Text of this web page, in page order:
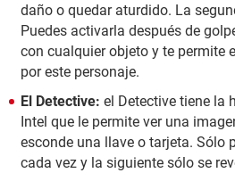
daño o quedar aturdido. La
Puedes activarla después de
con cualquier objeto y te permite
por este personaje.
El Detective: el Detective tiene la
Intel que le permite ver una
esconde una llave o tarjeta. Sólo
cada vez y la siguiente sólo se